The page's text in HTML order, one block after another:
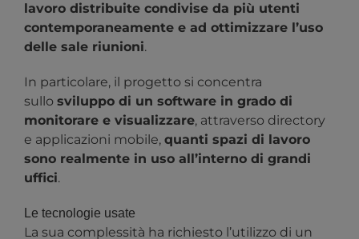
lavoro distribuite condivise da più utenti
contemporaneamente e ad ottimizzare l’uso
delle sale riunioni.
In particolare, il progetto si concentra
sullo sviluppo di un software in grado di
monitorare e visualizzare, attraverso directory
e applicazioni mobile, quanti spazi di lavoro
sono realmente in uso all’interno di grandi
uffici.
Le tecnologie usate
La sua complessità ha richiesto l’utilizzo di un